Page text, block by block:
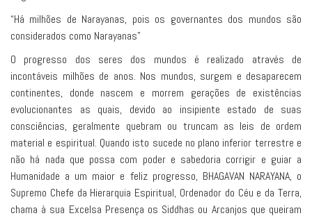
“Há milhões de Narayanas, pois os governantes dos mundos são
considerados como Narayanas”
O progresso dos seres dos mundos é realizado através de
incontáveis milhões de anos. Nos mundos, surgem e desaparecem
continentes, donde nascem e morrem gerações de existências
evolucionantes as quais, devido ao insipiente estado de suas
consciências, geralmente quebram ou truncam as leis de ordem
material e espiritual. Quando isto sucede no plano inferior terrestre e
não há nada que possa com poder e sabedoria corrigir e guiar a
Humanidade a um maior e feliz progresso, BHAGAVAN NARAYANA, o
Supremo Chefe da Hierarquia Espiritual, Ordenador do Céu e da Terra,
chama à sua Excelsa Presença os Siddhas ou Arcanjos que queiram